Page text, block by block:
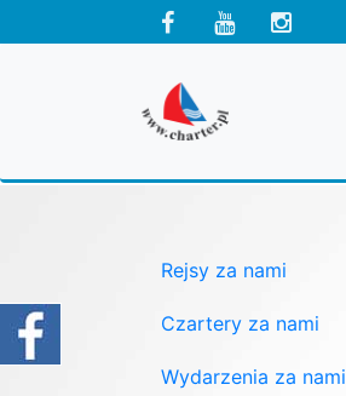
Rejsy za nami
Czartery za nami
Wydarzenia za nami